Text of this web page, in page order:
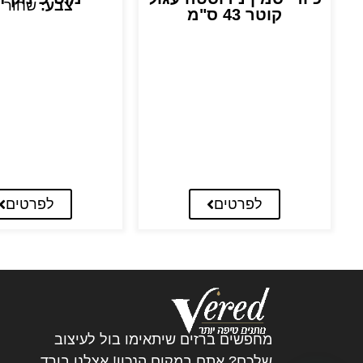
קוטר 43 ס"מ
לפרטים
צבע:
לפרטים
מחפשים ברזים שיתאימו בול לעיצוב